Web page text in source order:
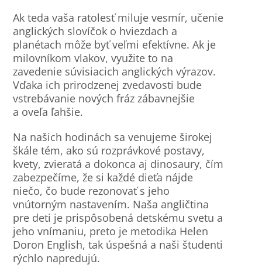
Ak teda vaša ratolesť miluje vesmír, učenie
anglických slovíčok o hviezdach a
planétach môže byť veľmi efektívne. Ak je
milovníkom vlakov, využite to na
zavedenie súvisiacich anglických výrazov.
Vďaka ich prirodzenej zvedavosti bude
vstrebávanie nových fráz zábavnejšie
a oveľa ľahšie.
Na našich hodinách sa venujeme širokej
škále tém, ako sú rozprávkové postavy,
kvety, zvieratá a dokonca aj dinosaury, čím
zabezpečíme, že si každé dieťa nájde
niečo, čo bude rezonovať s jeho
vnútorným nastavením. Naša angličtina
pre deti je prispôsobená detskému svetu a
jeho vnímaniu, preto je metodika Helen
Doron English, tak úspešná a naši študenti
rýchlo napredujú.